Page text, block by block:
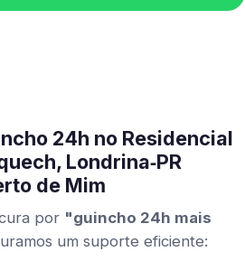
24h no Residencial
Londrina‑PR
de Mim
por "guincho 24h mais
um suporte eficiente: